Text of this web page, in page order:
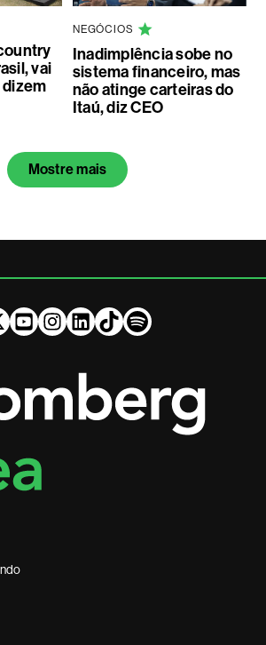
vai
dizem
NEGÓCIOS
Inadimplência sobe no
sistema financeiro, mas
não atinge carteiras do
Itaú, diz CEO
Mostre mais